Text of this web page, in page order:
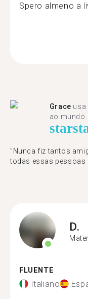
Spero almeno a
Grace usa
ao mundo.
star
"Nunca fiz tantos
todas essas pessoas
D.
FLUENTE
Italiano